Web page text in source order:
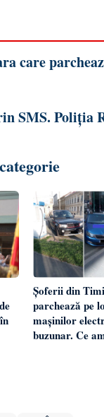
care
SMS. Poliția
Șoferii din
parchează pe
mașinilor
buzunar. Ce